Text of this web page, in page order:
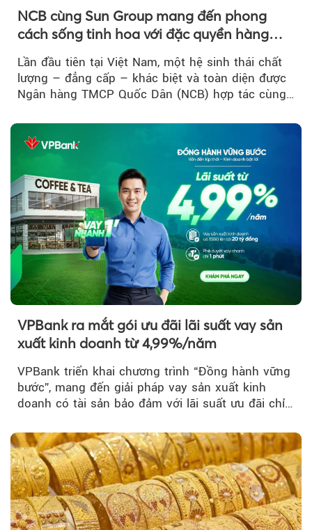
NCB cùng Sun Group mang đến phong
cách sống tinh hoa với đặc quyền hàng
Lần đầu tiên tại Việt Nam, một hệ sinh thái chất
lượng – đẳng cấp – khác biệt và toàn diện được
Ngân hàng TMCP Quốc Dân (NCB) hợp tác cùng
VPBank ra mắt gói ưu đãi lãi suất vay sản
xuất kinh doanh từ 4,99%/năm
VPBank triển khai chương trình “Đồng hành vững
bước”, mang đến giải pháp vay sản xuất kinh
doanh có tài sản bảo đảm với lãi suất ưu đãi chỉ